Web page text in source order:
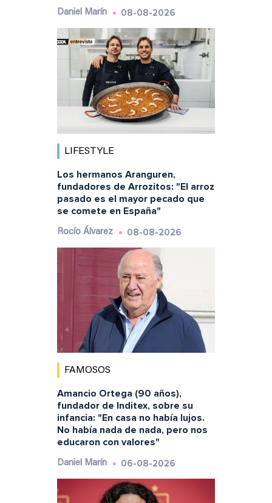
Daniel Marín 08-08-2026
LIFESTYLE
Los hermanos Aranguren,
fundadores de Arrozitos: "El arroz
pasado es el mayor pecado que
se comete en España"
Rocío Álvarez 08-08-2026
FAMOSOS
Amancio Ortega (90 años),
fundador de Inditex, sobre su
infancia: "En casa no había lujos.
No había nada de nada, pero nos
educaron con valores"
Daniel Marín 06-08-2026